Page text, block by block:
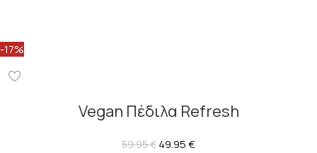
-17%
Vegan Πέδιλα Refresh
59.95€ 49.95€